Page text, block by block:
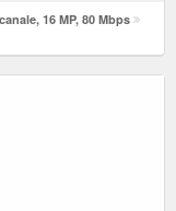
16 MP, 80 Mbps